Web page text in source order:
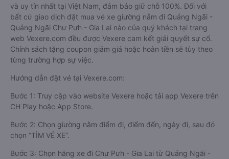
và uy tín nhất tại Việt Nam, đảm bảo giữ chỗ 100%. Đối với
bất cứ giao dịch đặt mua vé xe giường nằm đi Quảng Ngãi -
Quảng Ngãi Chư Pưh - Gia Lai nào của quý khách tại trang
web Vexere.com đều được Vexere cam kết giải quyết sự cố.
Chính sách tặng coupon giảm giá hoặc hoàn tiền sẽ tùy theo
từng trường hợp sự việc.
Hướng dẫn đặt vé tại Vexere.com:
Bước 1: Truy cập vào website Vexere hoặc tải app Vexere trên
CH Play hoặc App Store.
Bước 2: Chọn giường nằm điểm đi, điểm đến, ngày đi, sau đó
chọn “TÌM VÉ XE”.
Bước 3: Chọn hãng xe đi Chư Pưh - Gia Lai từ Quảng Ngãi -